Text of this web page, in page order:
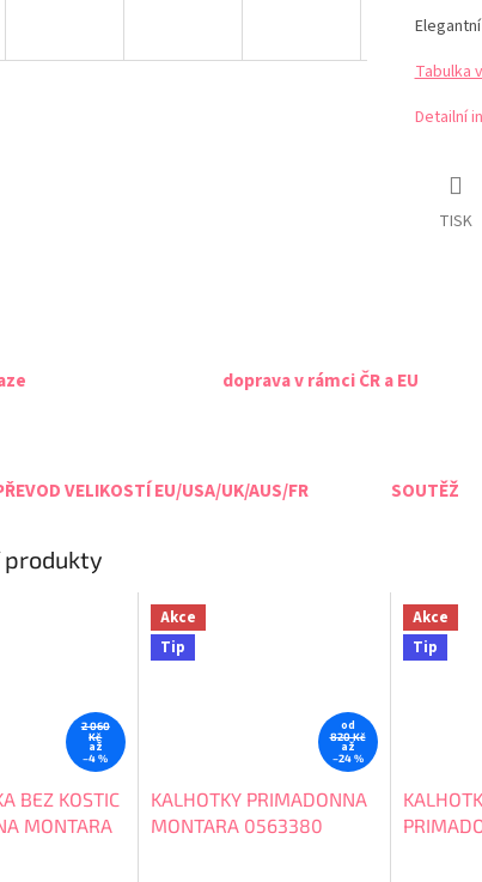
Tabulka
Detailní
TISK
doprava v rámci ČR a EU
VELIKOSTÍ EU/USA/UK/AUS/FR SOUTĚŽ
produkty
2 060
Kč
až
–4 %
BEZ KOSTIC
MONTARA
Akce
Tip
od
820 Kč
až
–24 %
KALHOTKY PRIMADONNA
MONTARA 0563380
Akce
Tip